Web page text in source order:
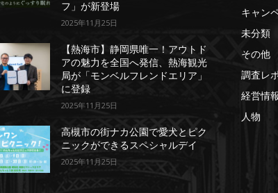
フ」が新登場
2025年11月25日
【熱海市】静岡県唯一！アウトド
アの魅力を全国へ発信、熱海観光
局が「モンベルフレンドエリア」
に登録
2025年11月25日
高槻市の街ナカ公園で愛犬とピク
ニックができるスペシャルデイ
2025年11月25日
キャン
未分類
その他
調査レ
経営情
人物